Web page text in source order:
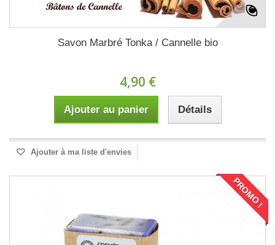
Savon Marbré Tonka / Cannelle bio
4,90 €
Ajouter au panier Détails
Ajouter à ma liste d'envies
PROMO !